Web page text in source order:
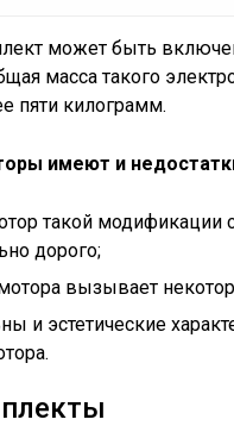
может быть
масса такого
пяти килограмм.
имеют и
такой модификации
дорого;
вызывает
и эстетические